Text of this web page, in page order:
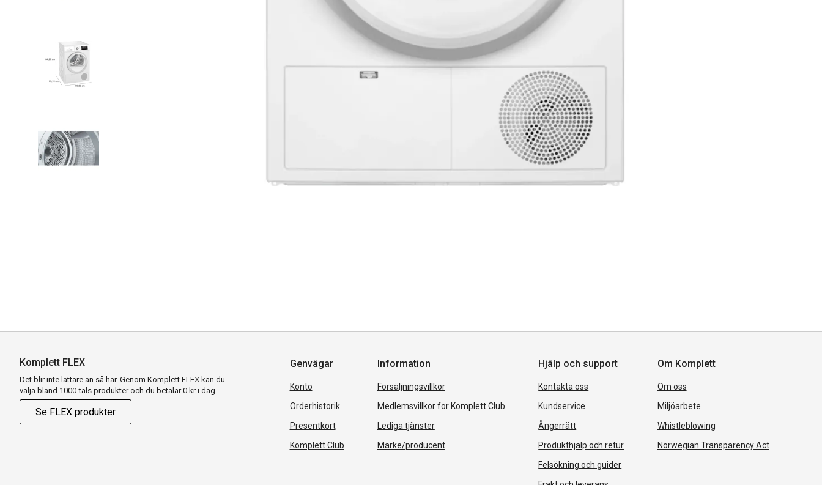
Komplett FLEX
Det blir inte lättare än så här. Genom Komplett FLEX kan du
välja bland 1000-tals produkter och du betalar 0 kr i dag.
Se FLEX produkter
Genvägar
Konto
Orderhistorik
Presentkort
Komplett Club
Information
Försäljningsvillkor
Medlemsvillkor for Komplett Club
Lediga tjänster
Märke/producent
Hjälp och support
Kontakta oss
Kundservice
Ångerrätt
Produkthjälp och retur
Felsökning och guider
Om Komplett
Om oss
Miljöarbete
Whistleblowing
Norwegian Transparency Act